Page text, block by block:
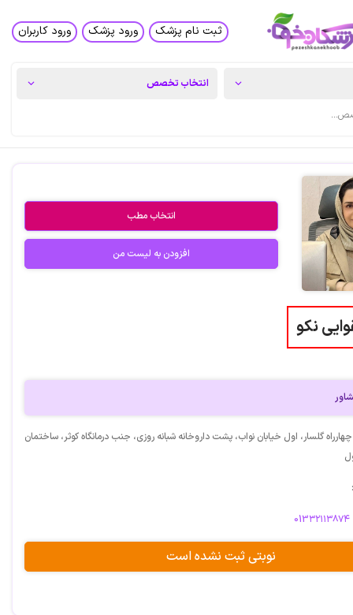
ثبت نام پزشک ورود پزشک ورود کاربران
انتخاب مطب
افزودن به لیست من
نکو
گلسار، اول خیابان نواب، پشت داروخانه شبانه روزی، جنب درمانگاه کوثر، ساختمان
013۳۲۱۱۳۸۷۴
نوبتی ثبت نشده است